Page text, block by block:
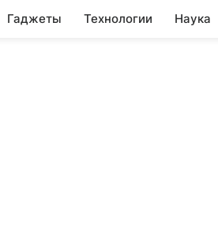
Гаджеты Технологии Наука